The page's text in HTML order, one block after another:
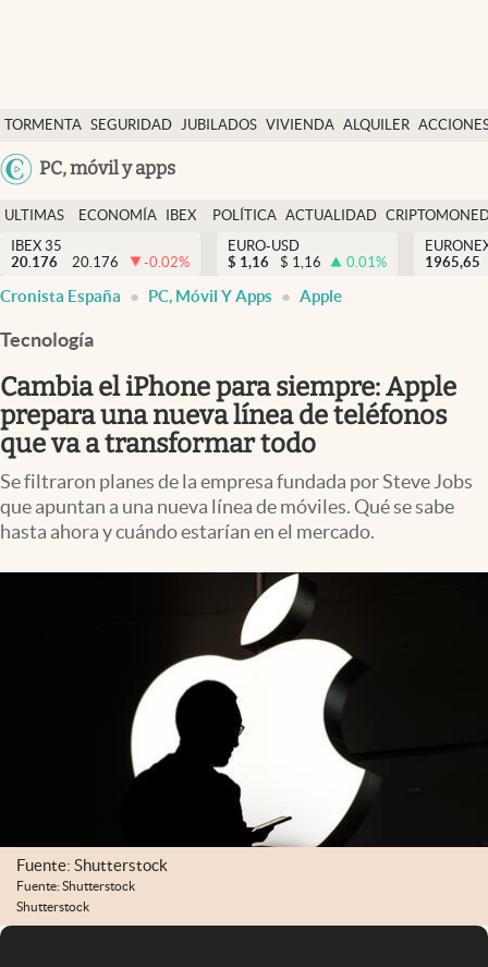
TORMENTA SEGURIDAD JUBILADOS VIVIENDA ALQUILER
USA
PC, móvil y apps
Economía y finanzas
Política
Actualidad
Criptomonedas
España
ULTIMAS
NOTICIAS
ECONOMÍA
FINANZAS
IBEX
EURO
POLÍTICA ACTUALIDAD
IBEX 35
20.176
20.176 -0.02%
EURO-USD
$ 1,16 $ 1,16 0.01%
1965,65
Cronista España PC, Móvil Y Apps Apple
Tecnología
Cambia el iPhone para siempre: Apple
prepara una nueva línea de teléfonos
que va a transformar todo
Se filtraron planes de la empresa fundada por Steve Jobs
que apuntan a una nueva línea de móviles. Qué se sabe
hasta ahora y cuándo estarían en el mercado.
Fuente: Shutterstock
Fuente: Shutterstock
Shutterstock